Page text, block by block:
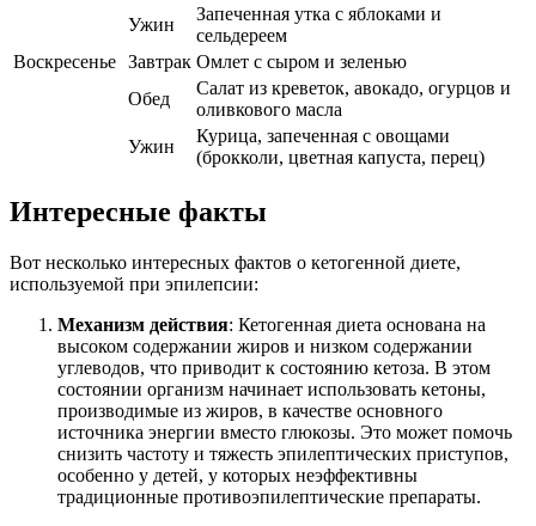
Ужин
Запеченная утка с яблоками и
сельдереем
Воскресенье Завтрак Омлет с сыром и зеленью
Обед
Салат из креветок, авокадо, огурцов и
оливкового масла
Ужин
Курица, запеченная с овощами
(брокколи, цветная капуста, перец)
Интересные факты
Вот несколько интересных фактов о кетогенной диете,
используемой при эпилепсии:
Механизм действия: Кетогенная диета основана на
высоком содержании жиров и низком содержании
углеводов, что приводит к состоянию кетоза. В этом
состоянии организм начинает использовать кетоны,
производимые из жиров, в качестве основного
источника энергии вместо глюкозы. Это может помочь
снизить частоту и тяжесть эпилептических приступов,
особенно у детей, у которых неэффективны
традиционные противоэпилептические препараты.